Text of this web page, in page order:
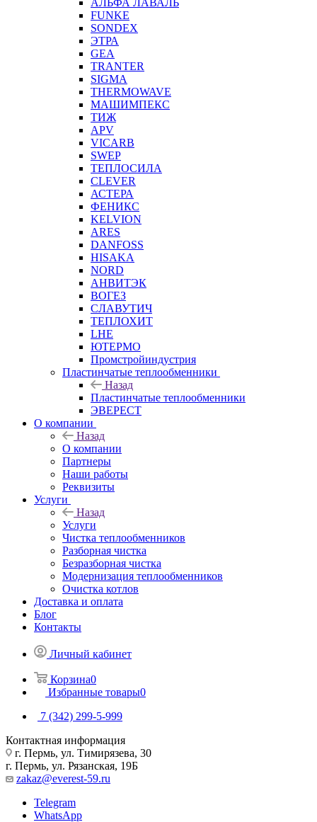
АЛЬФА ЛАВАЛЬ
FUNKE
SONDEX
ЭТРА
GEA
TRANTER
SIGMA
THERMOWAVE
МАШИМПЕКС
ТИЖ
APV
VICARB
SWEP
ТЕПЛОСИЛА
CLEVER
АСТЕРА
ФЕНИКС
KELVION
ARES
DANFOSS
HISAKA
NORD
АНВИТЭК
ВОГЕЗ
СЛАВУТИЧ
ТЕПЛОХИТ
LHE
ЮТЕРМО
Промстройиндустрия
Пластинчатые теплообменники
Назад
Пластинчатые теплообменники
ЭВЕРЕСТ
О компании
Назад
О компании
Партнеры
Наши работы
Реквизиты
Услуги
Назад
Услуги
Чистка теплообменников
Разборная чистка
Безразборная чистка
Модернизация теплообменников
Очистка котлов
Доставка и оплата
Блог
Контакты
Личный кабинет
Корзина0
Избранные товары0
7 (342) 299-5-999
Контактная информация
г. Пермь, ул. Тимирязева, 30
г. Пермь, ул. Рязанская, 19Б
zakaz@everest-59.ru
Telegram
WhatsApp